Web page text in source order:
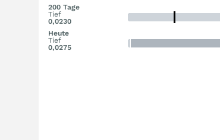
200 Tage
Tief
0,0230
Heute
Tief
0,0275